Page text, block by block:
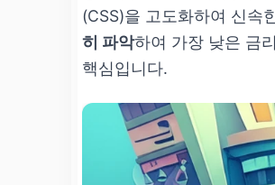
(CSS)을 고도화하여 신속
히 파악하여 가장 낮은 금
핵심입니다.